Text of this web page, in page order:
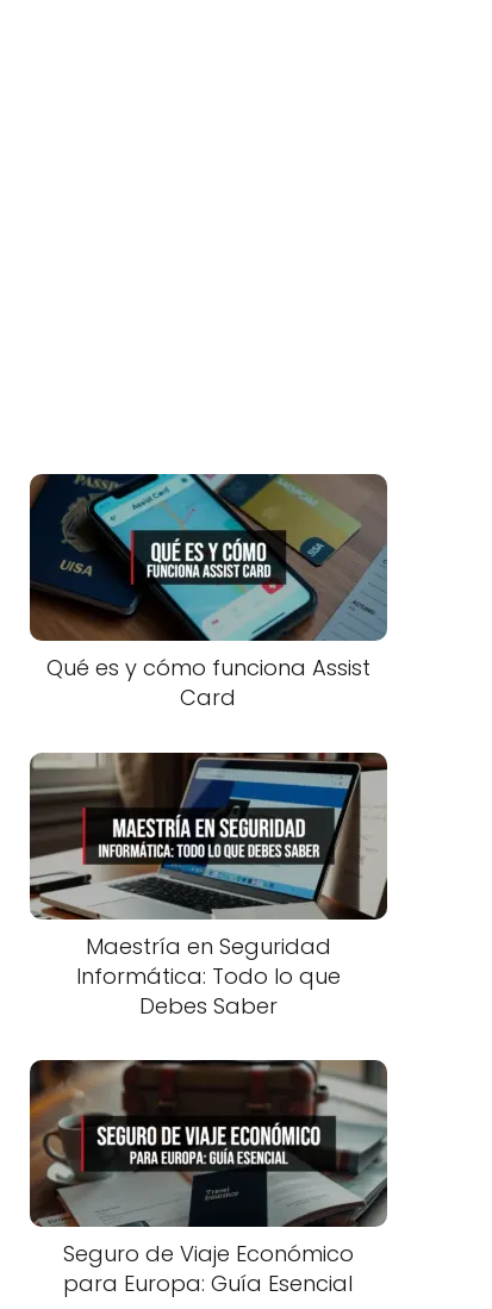
Qué es y cómo funciona Assist
Card
Maestría en Seguridad
Informática: Todo lo que
Debes Saber
Seguro de Viaje Económico
para Europa: Guía Esencial